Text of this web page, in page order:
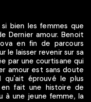
bien les femmes que
Dernier amour. Benoit
en fin de parcours
le laisser revenir sur sa
par une courtisane qui
amour est sans doute
qu'ait éprouvé le plus
en fait une histoire de
à une jeune femme, la